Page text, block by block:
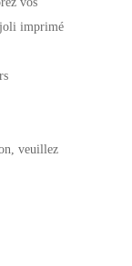
joli imprimé
veuillez